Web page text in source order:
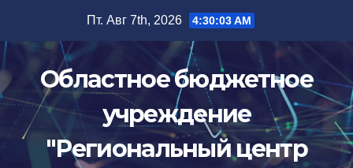
содержимому
Пт. Авг 7th, 2026 4:30:04 AM
Областное бюджетное
учреждение
"Региональный центр